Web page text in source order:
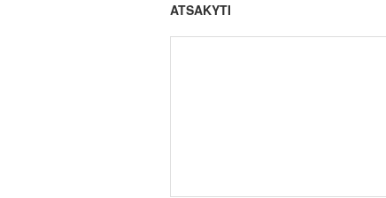
ATSAKYTI